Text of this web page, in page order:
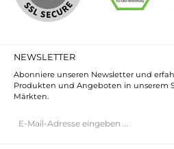
NEWSLETTER
Abonniere unseren Newsletter und
Produkten und Angeboten in unserem
Märkten.
Mail-